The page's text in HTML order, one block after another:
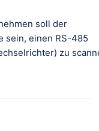
soll der
sein, einen RS-485